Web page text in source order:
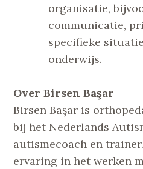
organisatie,
communicatie,
specifieke
onderwijs.
Over Birsen Başar
Birsen Başar is
bij het Nederlands
autismecoach en
ervaring in het werken